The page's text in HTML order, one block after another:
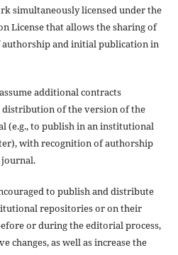
simultaneously licensed under the
License that allows the sharing of
and initial publication in
additional contracts
distribution of the version of the
(e.g., to publish in an institutional
with recognition of authorship
to publish and distribute
repositories or on their
or during the editorial process,
changes, as well as increase the